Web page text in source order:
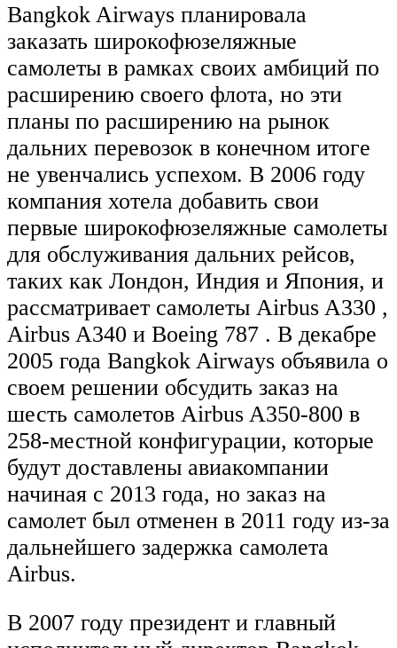
Bangkok Airways планировала
заказать широкофюзеляжные
самолеты в рамках своих амбиций по
расширению своего флота, но эти
планы по расширению на рынок
дальних перевозок в конечном итоге
не увенчались успехом. В 2006 году
компания хотела добавить свои
первые широкофюзеляжные самолеты
для обслуживания дальних рейсов,
таких как Лондон, Индия и Япония, и
рассматривает самолеты Airbus A330 ,
Airbus A340 и Boeing 787 . В декабре
2005 года Bangkok Airways объявила о
своем решении обсудить заказ на
шесть самолетов Airbus A350-800 в
258-местной конфигурации, которые
будут доставлены авиакомпании
начиная с 2013 года, но заказ на
самолет был отменен в 2011 году из-за
дальнейшего задержка самолета
Airbus.
В 2007 году президент и главный